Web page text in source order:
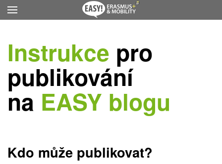
Instrukce pro
publikování
na EASY blogu
Kdo může publikovat?